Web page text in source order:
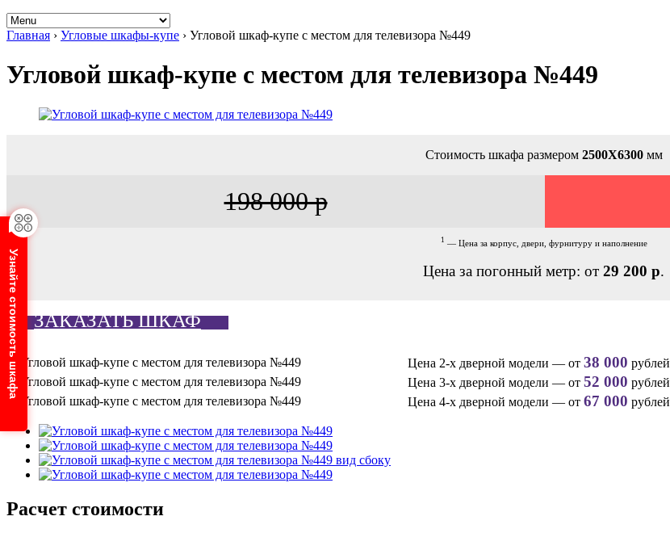
Главная › Угловые шкафы-купе › Угловой шкаф-купе с местом для телевизора №449
Угловой шкаф-купе с местом для телевизора №449
Стоимость шкафа размером 2500Х6300мм
198 000 р
1 — Цена за корпус, двери, фурнитуру и наполнение
Цена за погонный метр: от 29 200 р.
ЗАКАЗАТЬ ШКАФ
Цена 2-х дверной модели — от 38 000 рублей
Цена 3-х дверной модели — от 52 000 рублей
Цена 4-х дверной модели — от 67 000 рублей
Расчет стоимости
Узнайте стоимость шкафа